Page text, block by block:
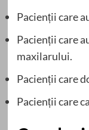
Pacienții care
Pacienții care
maxilarului.
Pacienții care
Pacienții care